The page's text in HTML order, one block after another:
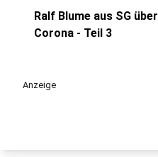
Ralf Blume aus SG über
Corona - Teil 3
Anzeige